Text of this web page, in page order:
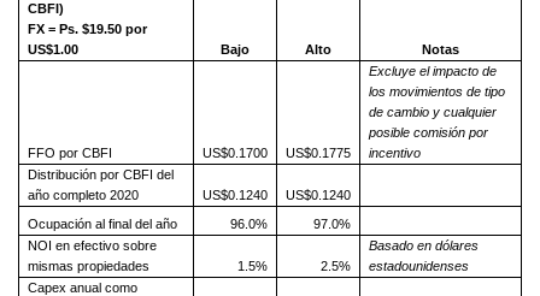
CBFI)
FX = Ps. $19.50 por
US$1.00
Bajo Alto Notas
FFO por CBFI US$0.1700 US$0.1775
Excluye el impacto de
los movimientos de tipo
de cambio y cualquier
posible comisión por
incentivo
Distribución por CBFI del
año completo 2020
US$0.1240
US$0.1240
Ocupación al final del año
96.0%
97.0%
NOI en efectivo sobre
mismas propiedades
1.5% 2.5%
Basado en dólares
estadounidenses
Capex anual como